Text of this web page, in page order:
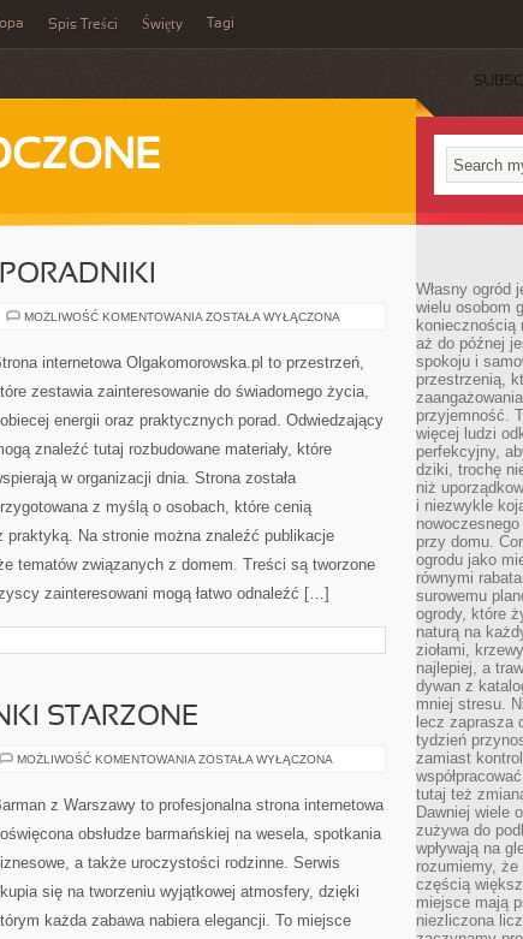
Spis Treści Święty Tagi
MOŻLIWOŚĆ KOMENTOWANIA ŻYCIE
PORADNIKI
ZOSTAŁA WYŁĄCZONA
internetowa Olgakomorowska.pl to przestrzeń,
zestawia zainteresowanie do świadomego życia,
energii oraz praktycznych porad. Odwiedzający
znaleźć tutaj rozbudowane materiały, które
w organizacji dnia. Strona została
z myślą o osobach, które cenią
praktyką. Na stronie można znaleźć publikacje
tematów związanych z domem. Treści są tworzone
zainteresowani mogą łatwo odnaleźć […]
STARZONE
MOŻLIWOŚĆ KOMENTOWANIA WHISKY,
TRUNKI
STARZONE
ZOSTAŁA WYŁĄCZONA
z Warszawy to profesjonalna strona internetowa
obsłudze barmańskiej na wesela, spotkania
a także uroczystości rodzinne. Serwis
się na tworzeniu wyjątkowej atmosfery, dzięki
każda zabawa nabiera elegancji. To miejsce
Własny ogród
wielu osobom
koniecznością
aż do późnej
spokoju i
przestrzenią,
przyjemność.
więcej ludzi
perfekcyjny,
dziki, trochę
niż
i niezwykle
przy domu.
ogrodu jako
równymi
surowemu
ogrody, które
naturą na
ziołami,
najlepiej, a
dywan z
mniej stresu.
lecz zaprasza
tydzień
zamiast
tutaj też
Dawniej wiele
zużywa do
wpływają na
rozumiemy,
częścią
miejsce mają
niezliczona